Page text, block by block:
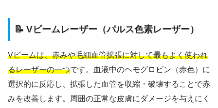
📝 Vビームレーザー（パルス色素レーザー）
Vビームは、赤みや毛細血管拡張に対して最もよく使われ
るレーザーの一つです。血液中のヘモグロビン（赤色）に
選択的に反応し、拡張した血管を収縮・破壊することで赤
みを改善します。周囲の正常な皮膚にダメージを与えにく